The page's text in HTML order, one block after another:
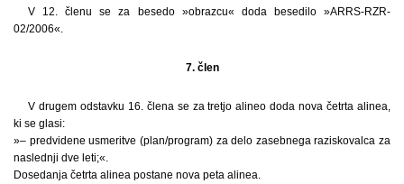
V 12. členu se za besedo »obrazcu« doda besedilo »ARRS-RZR-
02/2006«.
7. člen
V drugem odstavku 16. člena se za tretjo alineo doda nova četrta alinea,
ki se glasi:
»– predvidene usmeritve (plan/program) za delo zasebnega raziskovalca za
naslednji dve leti;«.
Dosedanja četrta alinea postane nova peta alinea.